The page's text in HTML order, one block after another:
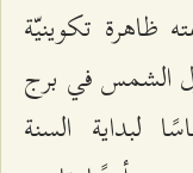
ظاهرة تكوينيّة
الشمس في برج
السنة